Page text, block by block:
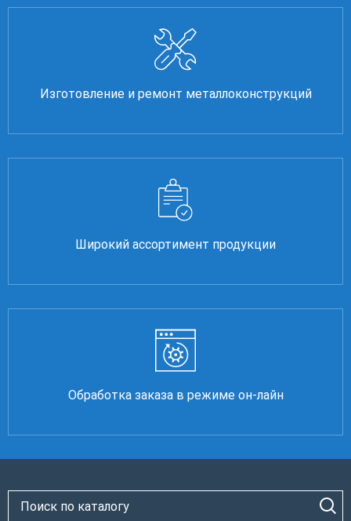
Изготовление и ремонт металлоконструкций
Широкий ассортимент продукции
Обработка заказа в режиме он-лайн